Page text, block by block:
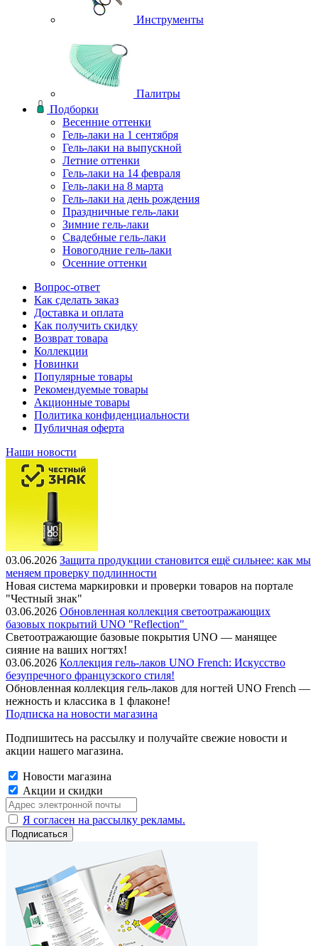
Инструменты
Палитры
Подборки
Весенние оттенки
Гель-лаки на 1 сентября
Гель-лаки на выпускной
Летние оттенки
Гель-лаки на 14 февраля
Гель-лаки на 8 марта
Гель-лаки на день рождения
Праздничные гель-лаки
Зимние гель-лаки
Свадебные гель-лаки
Новогодние гель-лаки
Осенние оттенки
Вопрос-ответ
Как сделать заказ
Доставка и оплата
Как получить скидку
Возврат товара
Коллекции
Новинки
Популярные товары
Рекомендуемые товары
Акционные товары
Политика конфиденциальности
Публичная оферта
Наши новости
03.06.2026 Защита продукции становится ещё сильнее: как мы
меняем проверку подлинности
Новая система маркировки и проверки товаров на портале
"Честный знак"
03.06.2026 Обновленная коллекция светоотражающих
базовых покрытий UNO "Reflection"
Cветоотражающие базовые покрытия UNO — манящее
сияние на ваших ногтях!
03.06.2026 Коллекция гель-лаков UNO French: Искусство
безупречного французского стиля!
Обновленная коллекция гель-лаков для ногтей UNO French —
нежность и классика в 1 флаконе!
Подписка на новости магазина
Подпишитесь на рассылку и получайте свежие новости и
акции нашего магазина.
Новости магазина
Акции и скидки
Я согласен на рассылку рекламы.